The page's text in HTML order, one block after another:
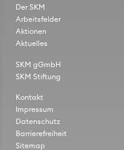
Der SKM
Arbeitsfelder
Aktionen
Aktuelles
SKM gGmbH
SKM Stiftung
Kontakt
Impressum
Datenschutz
Barrierefreiheit
Sitemap